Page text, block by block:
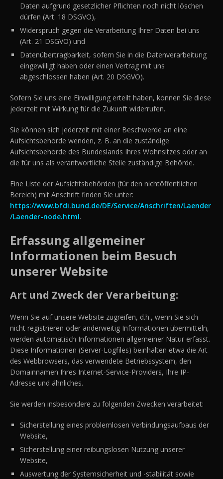
Daten aufgrund gesetzlicher Pflichten noch nicht löschen
dürfen (Art. 18 DSGVO),
Widerspruch gegen die Verarbeitung Ihrer Daten bei uns
(Art. 21 DSGVO) und
Datenübertragbarkeit, sofern Sie in die Datenverarbeitung
eingewilligt haben oder einen Vertrag mit uns
abgeschlossen haben (Art. 20 DSGVO).
Sofern Sie uns eine Einwilligung erteilt haben, können Sie diese
jederzeit mit Wirkung für die Zukunft widerrufen.
Sie können sich jederzeit mit einer Beschwerde an eine
Aufsichtsbehörde wenden, z. B. an die zuständige
Aufsichtsbehörde des Bundeslands Ihres Wohnsitzes oder an
die für uns als verantwortliche Stelle zuständige Behörde.
Eine Liste der Aufsichtsbehörden (für den nichtöffentlichen
Bereich) mit Anschrift finden Sie unter:
https://www.bfdi.bund.de/DE/Service/Anschriften/Laender
/Laender-node.html.
Erfassung allgemeiner
Informationen beim Besuch
unserer Website
Art und Zweck der Verarbeitung:
Wenn Sie auf unsere Website zugreifen, d.h., wenn Sie sich
nicht registrieren oder anderweitig Informationen übermitteln,
werden automatisch Informationen allgemeiner Natur erfasst.
Diese Informationen (Server-Logfiles) beinhalten etwa die Art
des Webbrowsers, das verwendete Betriebssystem, den
Domainnamen Ihres Internet-Service-Providers, Ihre IP-
Adresse und ähnliches.
Sie werden insbesondere zu folgenden Zwecken verarbeitet:
Sicherstellung eines problemlosen Verbindungsaufbaus der
Website,
Sicherstellung einer reibungslosen Nutzung unserer
Website,
Auswertung der Systemsicherheit und -stabilität sowie